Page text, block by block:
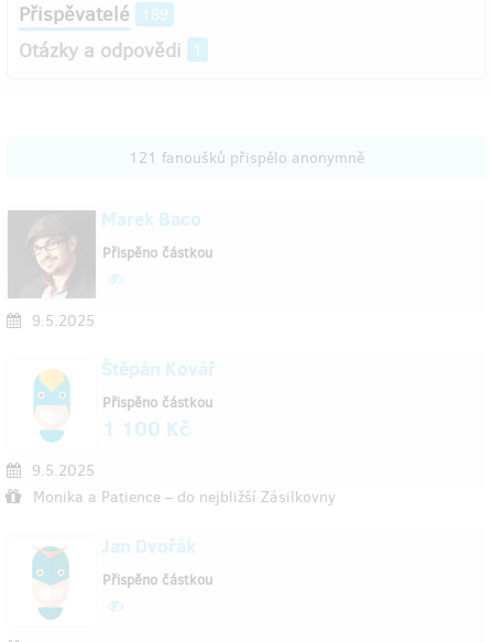
Přispěvatelé 189
Otázky a odpovědi 1
121 fanoušků přispělo anonymně
Marek Baco
9.5.2025
Přispěno částkou
Štěpán Kovář
9.5.2025
Monika a Patience – do nejbližší Zásilkovny
Přispěno částkou
1 100 Kč
Jan Dvořák
Přispěno částkou